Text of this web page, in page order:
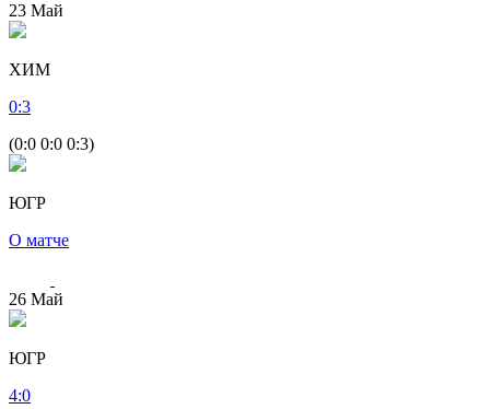
23 Май
ХИМ
0:3
(0:0 0:0 0:3)
ЮГР
О матче
26 Май
ЮГР
4:0